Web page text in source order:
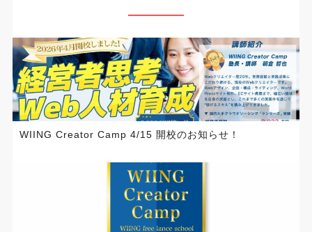
WIING Creator Camp 4/15 開校のお知らせ！